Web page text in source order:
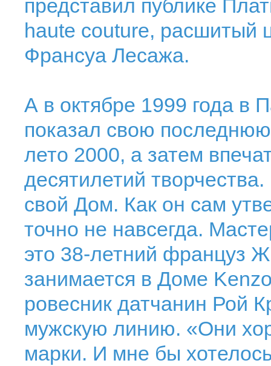
представил публике
haute couture, расшитый
Франсуа Лесажа.
А в октябре 1999 года в
показал свою
лето 2000, а затем
десятилетий
свой Дом. Как он сам
точно не навсегда.
это 38-летний француз
занимается в Доме
ровесник датчанин Рой
мужскую линию. «Они
марки. И мне бы